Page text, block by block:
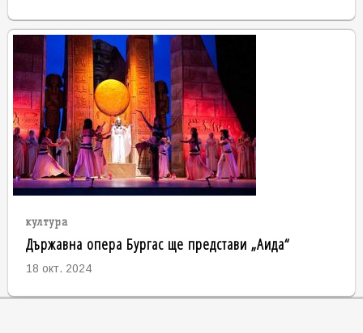
култура
Държавна опера Бургас ще представи „Аида“
18 окт. 2024